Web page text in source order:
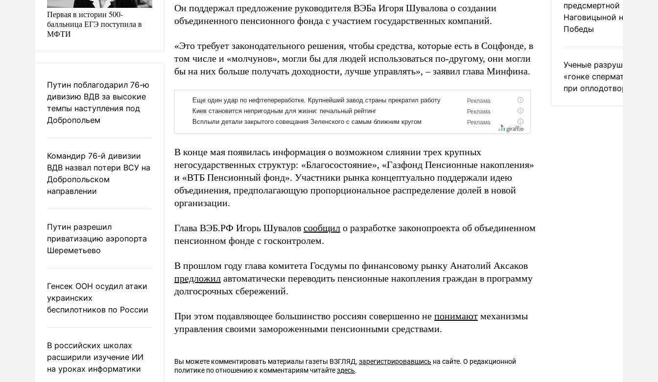
Первая в истории 500-
балльница ЕГЭ поступила в
МФТИ
Путин поблагодарил 76-ю
дивизию ВДВ за высокие
темпы наступления под
Добропольем
Командир 76-й дивизии
ВДВ назвал потери ВСУ на
Добропольском
направлении
Путин разрешил
приватизацию аэропорта
Шереметьево
Генсек ООН осудил атаки
украинских
беспилотников по России
В российских школах
расширили изучение ИИ
на уроках информатики
Он поддержал предложение руководителя ВЭБа Игоря Шувалова о создании
объединенного пенсионного фонда с участием государственных компаний.
«Это требует законодательного решения, чтобы средства, которые есть в Соцфонде, в
том числе и «молчунов», могли бы для людей использоваться по-другому, они могли
бы на них больше получать доходности, лучше управлять», – заявил глава Минфина.
В конце мая появилась информация о возможном слиянии трех крупных
негосударственных структур: «Благосостояние», «Газфонд Пенсионные накопления»
и «ВТБ Пенсионный фонд». Участники рынка концептуально поддержали идею
объединения, предполагающую пропорциональное распределение долей в новой
организации.
Глава ВЭБ.РФ Игорь Шувалов сообщил о разработке законопроекта об объединенном
пенсионном фонде с госконтролем.
В прошлом году глава комитета Госдумы по финансовому рынку Анатолий Аксаков
предложил автоматически переводить пенсионные накопления граждан в программу
долгосрочных сбережений.
При этом подавляющее большинство россиян совершенно не понимают механизмы
управления своими замороженными пенсионными средствами.
Вы можете комментировать материалы газеты ВЗГЛЯД,зарегистрировавшись на сайте. О редакционной
политике по отношению к комментариям читайтездесь.
предсмертной записки
Наговицыной на пике
Победы
Ученые разрушили миф
«гонке
при оплодотворении